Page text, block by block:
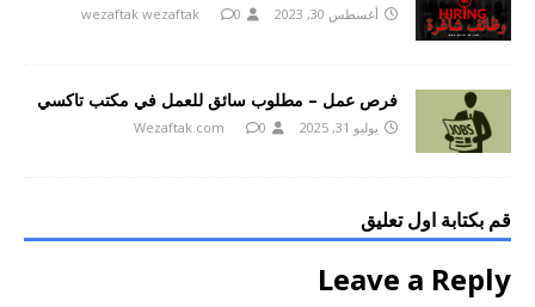
أغسطس 30, 2023 wezaftak wezaftak 0
فرص عمل – مطلوب سائق للعمل في مكتب تاكسي
يوليو 31, 2025 Wezaftak.com 0
قم بكتابة اول تعليق
Leave a Reply